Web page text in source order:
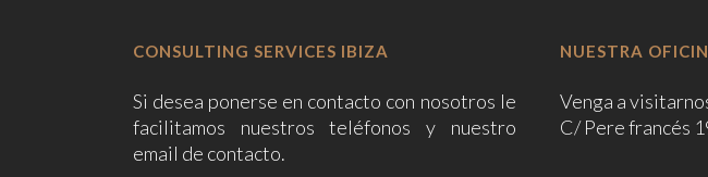
CONSULTING SERVICES IBIZA
Si desea ponerse en contacto con nosotros le
facilitamos nuestros teléfonos y nuestro
email de contacto.
NUESTRA
Venga a
C/ Pere francés